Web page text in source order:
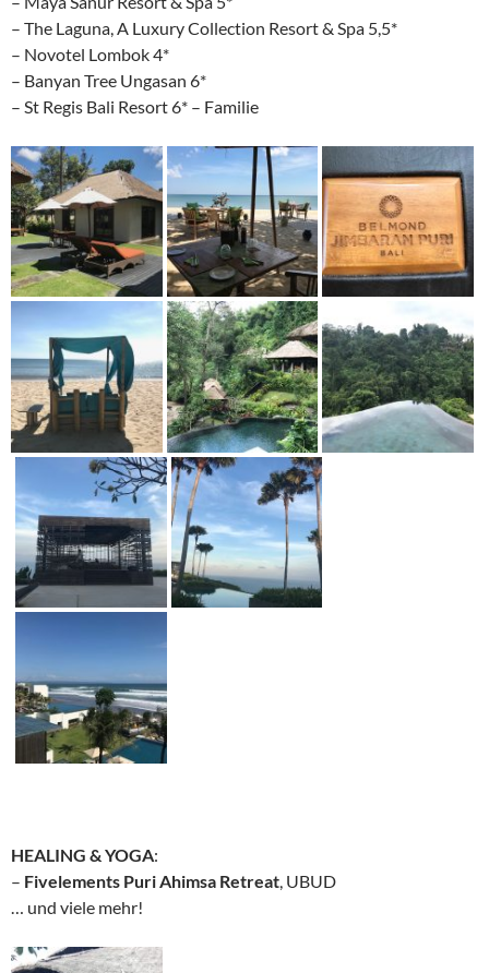
– The Laguna, A Luxury Collection Resort & Spa 5,5*
– Novotel Lombok 4*
– Banyan Tree Ungasan 6*
– St Regis Bali Resort 6* – Familie
HEALING & YOGA:
– Fivelements Puri Ahimsa Retreat , UBUD
… und viele mehr!